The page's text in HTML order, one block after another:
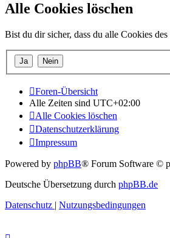
Alle Cookies löschen
Bist du dir sicher, dass du alle Cookies
Foren-Übersicht
Alle Zeiten sind UTC+02:00
Alle Cookies löschen
Datenschutzerklärung
Impressum
Powered by phpBB® Forum Software ©
Deutsche Übersetzung durch phpBB.de
Datenschutz | Nutzungsbedingungen